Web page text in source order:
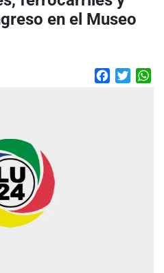
en el Museo
Facebook